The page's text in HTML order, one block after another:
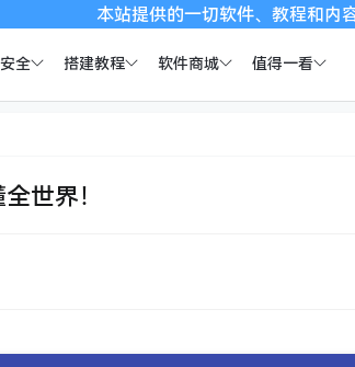
本站提供的一切软件、教程和内容信息仅限
全 搭建教程 软件商城 值得一看
世界！